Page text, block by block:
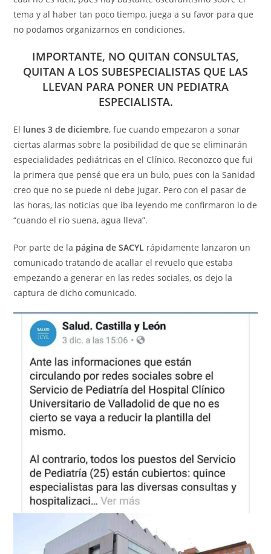
tema y al haber tan poco tiempo, juega a su favor para que
no podamos organizarnos en condiciones.
IMPORTANTE, NO QUITAN CONSULTAS,
QUITAN A LOS SUBESPECIALISTAS QUE LAS
LLEVAN PARA PONER UN PEDIATRA
ESPECIALISTA.
El lunes 3 de diciembre, fue cuando empezaron a sonar
ciertas alarmas sobre la posibilidad de que se eliminarán
especialidades pediátricas en el Clínico. Reconozco que fui
la primera que pensé que era un bulo, pues con la Sanidad
creo que no se puede ni debe jugar. Pero con el pasar de
las horas, las noticias que iba leyendo me confirmaron lo de
“cuando el río suena, agua lleva”.
Por parte de la página de SACYL rápidamente lanzaron un
comunicado tratando de acallar el revuelo que estaba
empezando a generar en las redes sociales, os dejo la
captura de dicho comunicado.